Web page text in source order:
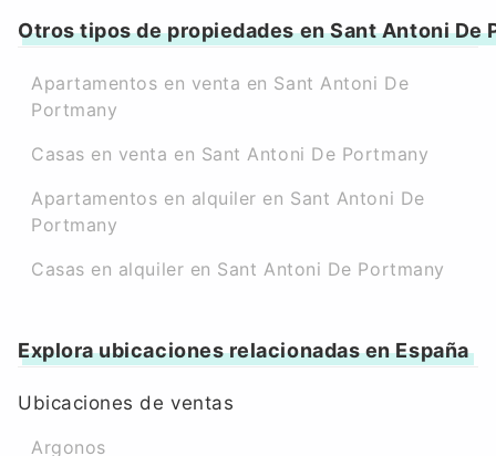
Otros tipos de propiedades en Sant Antoni De
Apartamentos en venta en Sant Antoni De
Portmany
Casas en venta en Sant Antoni De Portmany
Apartamentos en alquiler en Sant Antoni De
Portmany
Casas en alquiler en Sant Antoni De Portmany
Explora ubicaciones relacionadas en España
Ubicaciones de ventas
Argonos